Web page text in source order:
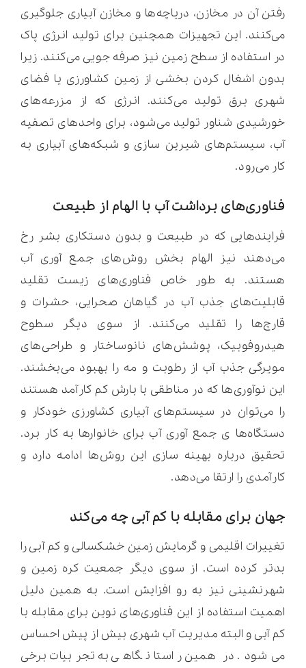
رفتن آن در مخازن، دریاچه‌ها و مخازن آبیاری جلوگیری
می‌کنند. این تجهیزات همچنین برای تولید انرژی پاک
در استفاده از سطح زمین نیز صرفه جویی می‌کنند. زیرا
بدون اشغال کردن بخشی از زمین کشاورزی یا فضای
شهری برق تولید می‌کنند. انرژی که از مزرعه‌های
خورشیدی شناور تولید می‌شود، برای واحدهای تصفیه
آب، سیستم‌های شیرین سازی و شبکه‌های آبیاری به
کار می‌رود.
فناوری‌های برداشت آب با الهام از طبیعت
فرایندهایی که در طبیعت و بدون دستکاری بشر رخ
می‌دهند نیز الهام بخش روش‌های جمع آوری آب
هستند. به طور خاص فناوری‌های زیست تقلید
قابلیت‌های جذب آب در گیاهان صحرایی، حشرات و
قارچ‌ها را تقلید می‌کنند. از سوی دیگر سطوح
هیدروفوبیک، پوشش‌های نانوساختار و طراحی‌های
مویرگی جذب آب از رطوبت و مه را بهبود می‌بخشند.
این نوآوری‌ها که در مناطقی با بارش کم کارآمد هستند
را می‌توان در سیستم‌های آبیاری کشاورزی خودکار و
دستگاه‌ها ی جمع آوری آب برای خانوارها به کار برد.
تحقیق درباره بهینه سازی این روش‌ها ادامه دارد و
کارآمدی را ارتقا می‌دهد.
جهان برای مقابله با کم آبی چه می‌کند
تغییرات اقلیمی و گرمایش زمین خشکسالی و کم آبی را
بدتر کرده است. از سوی دیگر جمعیت کره زمین و
شهرنشینی نیز به رو افزایش است. به همین دلیل
اهمیت استفاده از این فناوری‌های نوین برای مقابله با
کم آبی و البته مدیریت آب شهری بیش از پیش احساس
می‌شود. در همین راستا نگاهی به تجربیات برخی